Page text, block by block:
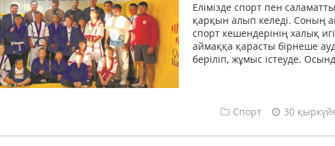
Елімізде спорт пен
қарқын алып келеді. Соның
спорт кешендерінің халық
аймаққа қарасты бірнеше
беріліп, жұмыс істеуде.
Спорт 30